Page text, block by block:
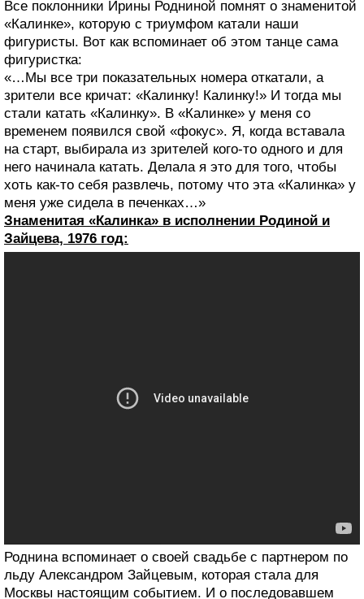
Все поклонники Ирины Родниной помнят о знаменитой
«Калинке», которую с триумфом катали наши
фигуристы. Вот как вспоминает об этом танце сама
фигуристка:
«…Мы все три показательных номера откатали, а
зрители все кричат: «Калинку! Калинку!» И тогда мы
стали катать «Калинку». В «Калинке» у меня со
временем появился свой «фокус». Я, когда вставала
на старт, выбирала из зрителей кого-то одного и для
него начинала катать. Делала я это для того, чтобы
хоть как-то себя развлечь, потому что эта «Калинка» у
меня уже сидела в печенках…»
Знаменитая «Калинка» в исполнении Родиной и
Зайцева, 1976 год:
Роднина вспоминает о своей свадьбе с партнером по
льду Александром Зайцевым, которая стала для
Москвы настоящим событием. И о последовавшем